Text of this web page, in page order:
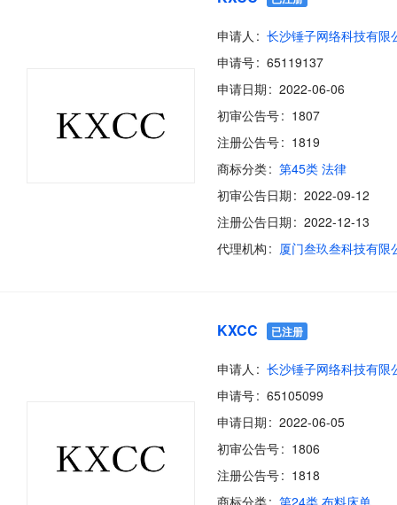
申请人
长沙锤子网络科技有限
申请号
65119137
申请日期
2022-06-06
初审公告号
1807
注册公告号
1819
商标分类
第45类 法律
初审公告日期
2022-09-12
注册公告日期
2022-12-13
代理机构
厦门叁玖叁科技有限
KXCC 已注册
申请人
长沙锤子网络科技有限
申请号
65105099
申请日期
2022-06-05
初审公告号
1806
注册公告号
1818
商标分类
第24类 布料床单